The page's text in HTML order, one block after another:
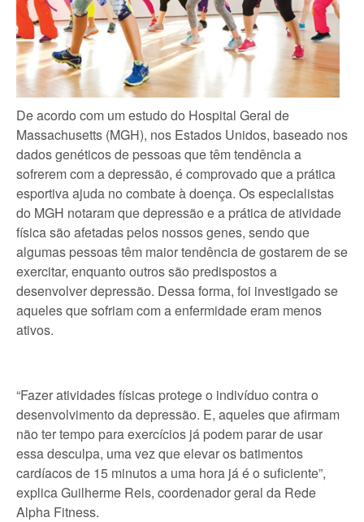
De acordo com um estudo do Hospital Geral de
Massachusetts (MGH), nos Estados Unidos, baseado nos
dados genéticos de pessoas que têm tendência a
sofrerem com a depressão, é comprovado que a prática
esportiva ajuda no combate à doença. Os especialistas
do MGH notaram que depressão e a prática de atividade
física são afetadas pelos nossos genes, sendo que
algumas pessoas têm maior tendência de gostarem de se
exercitar, enquanto outros são predispostos a
desenvolver depressão. Dessa forma, foi investigado se
aqueles que sofriam com a enfermidade eram menos
ativos.
“Fazer atividades físicas protege o indivíduo contra o
desenvolvimento da depressão. E, aqueles que afirmam
não ter tempo para exercícios já podem parar de usar
essa desculpa, uma vez que elevar os batimentos
cardíacos de 15 minutos a uma hora já é o suficiente”,
explica Guilherme Reis, coordenador geral da Rede
Alpha Fitness.